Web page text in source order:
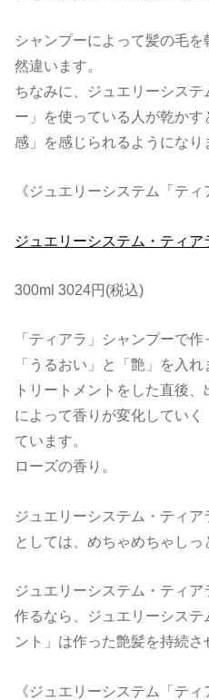
シャンプーによって髪の毛
然違います。
ちなみに、ジュエリーシス
ー」を使っている人が乾か
感」を感じられるようになり
《ジュエリーシステム「テ
ジュエリーシステム・ティア
300ml 3024円(税込)
「ティアラ」シャンプーで
「うるおい」と「艶」を入れ
トリートメントをした直後
によって香りが変化してい
ています。
ローズの香り。
ジュエリーシステム・ティ
としては、めちゃめちゃしっ
ジュエリーシステム・ティ
作るなら、ジュエリーシス
ント」は作った艶髪を持続さ
《ジュエリーシステム「ティ